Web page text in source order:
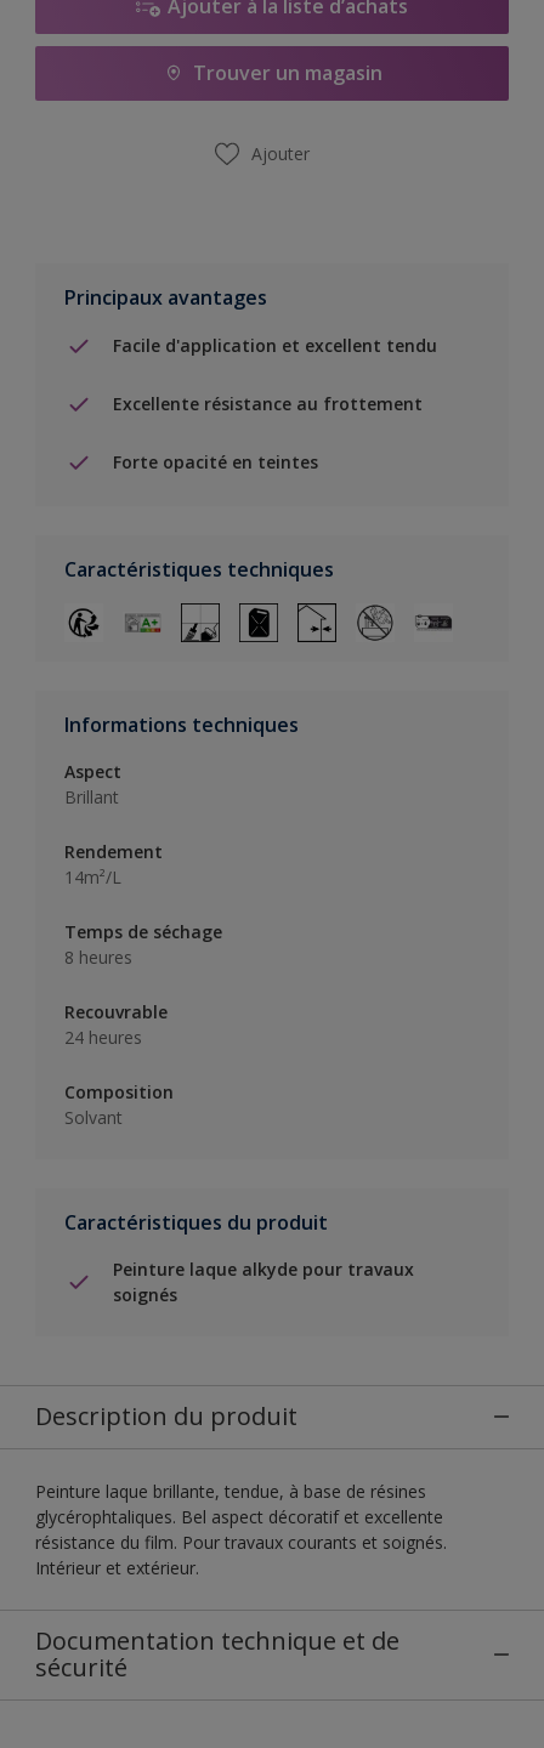
Ajouter à la liste d’achats
Trouver un magasin
Ajouter
Principaux avantages
Facile d'application et excellent tendu
Excellente résistance au frottement
Forte opacité en teintes
Caractéristiques techniques
Informations techniques
Aspect
Brillant
Rendement
14m²/L
Temps de séchage
8 heures
Recouvrable
24 heures
Composition
Solvant
Caractéristiques du produit
Peinture laque alkyde pour travaux
soignés
Description du produit
Peinture laque brillante, tendue, à base de résines
glycérophtaliques. Bel aspect décoratif et excellente
résistance du film. Pour travaux courants et soignés.
Intérieur et extérieur.
Documentation technique et de
sécurité